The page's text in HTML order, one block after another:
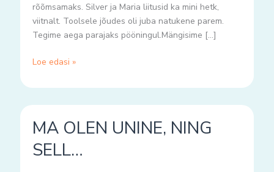
rõõmsamaks. Silver ja Maria liitusid ka mini hetk,
viitnalt. Toolsele jõudes oli juba natukene parem.
Tegime aega parajaks pööningul.Mängisime […]
Loe edasi »
MA OLEN UNINE, NING
SELL…
OLEN
NING